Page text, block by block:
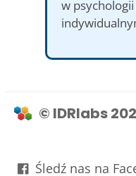
w
© IDRlabs
Śledź nas na